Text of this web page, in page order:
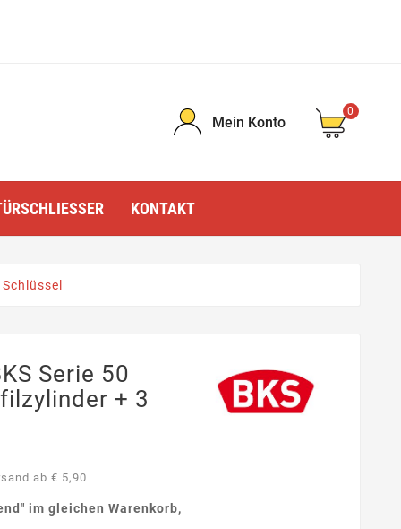
Mein Konto
0
KONTAKT
Serie 50
+ 3
ab € 5,90
" im gleichen Warenkorb,